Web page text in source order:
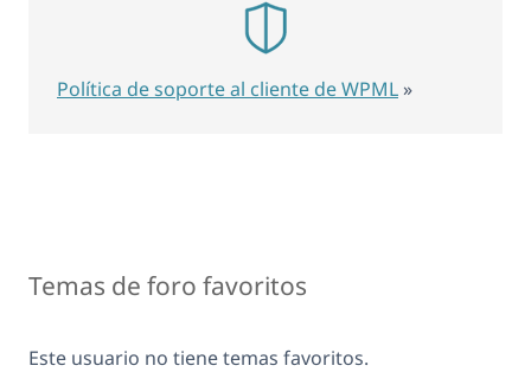
Temas de foro favoritos
Este usuario no tiene temas favoritos.
Política de soporte al cliente de WPML »